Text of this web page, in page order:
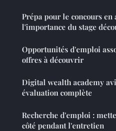
Prépa pour le concours
l'importance du stage
Opportunités d'emploi
offres à découvrir
Digital wealth academy
évaluation complète
Recherche d'emploi :
côté pendant l'entretien